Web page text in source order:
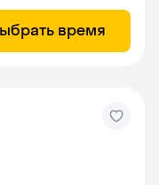
время